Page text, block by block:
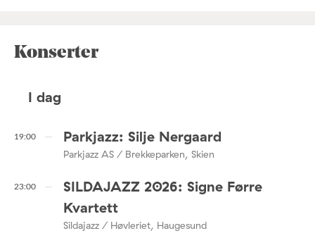
Konserter
I dag
19:00 Parkjazz: Silje Nergaard
Parkjazz AS / Brekkeparken, Skien
23:00
SILDAJAZZ 2026: Signe Førre
Kvartett
Sildajazz / Høvleriet, Haugesund